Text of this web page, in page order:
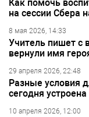
Как помочь
на сессии
8 мая 2026, 14:33
Учитель пишет с
вернули имя
29 апреля 2026, 22:48
Разные условия
сегодня
10 апреля 2026, 12:00